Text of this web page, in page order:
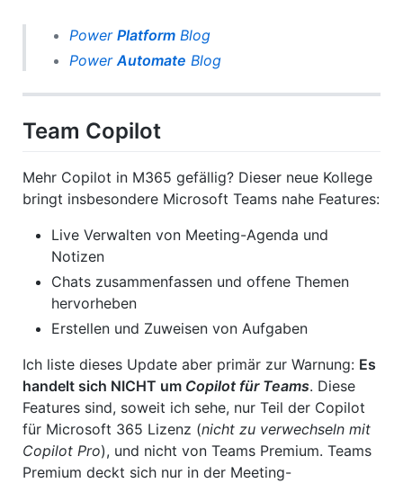
Power Platform Blog
PowerAutomate Blog
Team Copilot
Mehr Copilot in M365 gefällig? Dieser neue Kollege
bringt insbesondere Microsoft Teams nahe Features:
Live Verwalten von Meeting-Agenda und
Notizen
Chats zusammenfassen und offene Themen
hervorheben
Erstellen und Zuweisen von Aufgaben
Ich liste dieses Update aber primär zur Warnung: Es
handelt sich NICHT um Copilot für Teams. Diese
Features sind, soweit ich sehe, nur Teil der Copilot
für Microsoft 365 Lizenz (nicht zu verwechseln mit
Copilot Pro), und nicht von Teams Premium. Teams
Premium deckt sich nur in der Meeting-